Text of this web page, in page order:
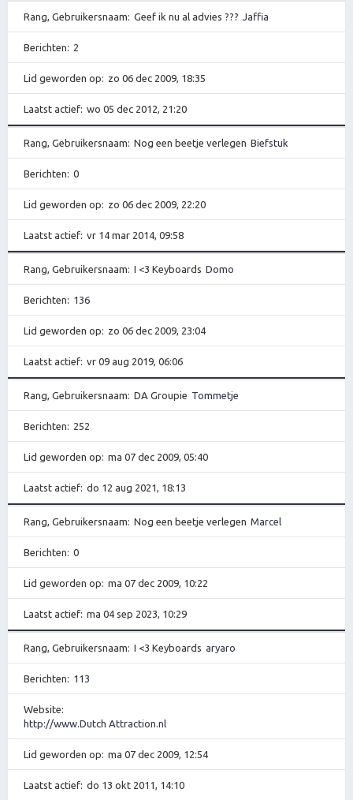
Rang, Gebruikersnaam Geef ik nu al advies ??? Jaffia
Berichten 2
Lid geworden op zo 06 dec 2009, 18:35
Laatst actief wo 05 dec 2012, 21:20
Rang, Gebruikersnaam Nog een beetje verlegen Biefstuk
Berichten 0
Lid geworden op zo 06 dec 2009, 22:20
Laatst actief vr 14 mar 2014, 09:58
Rang, Gebruikersnaam I <3 Keyboards Domo
Berichten 136
Lid geworden op zo 06 dec 2009, 23:04
Laatst actief vr 09 aug 2019, 06:06
Rang, Gebruikersnaam DA Groupie Tommetje
Berichten 252
Lid geworden op ma 07 dec 2009, 05:40
Laatst actief do 12 aug 2021, 18:13
Rang, Gebruikersnaam Nog een beetje verlegen Marcel
Berichten 0
Lid geworden op ma 07 dec 2009, 10:22
Laatst actief ma 04 sep 2023, 10:29
Rang, Gebruikersnaam I <3 Keyboards aryaro
Berichten 113
Website
http://www.Dutch Attraction.nl
Lid geworden op ma 07 dec 2009, 12:54
Laatst actief do 13 okt 2011, 14:10